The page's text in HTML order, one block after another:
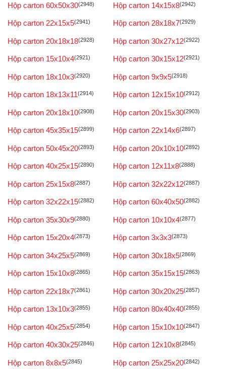
Hộp carton 60x50x30(2948) Hộp carton 14x15x8(2942)
Hộp carton 22x15x5(2941) Hộp carton 28x18x7(2929)
Hộp carton 20x18x18(2928) Hộp carton 30x27x12(2922)
Hộp carton 15x10x4(2921) Hộp carton 30x15x12(2921)
Hộp carton 18x10x3(2920) Hộp carton 9x9x5(2918)
Hộp carton 18x13x11(2914) Hộp carton 12x15x10(2912)
Hộp carton 20x18x10(2908) Hộp carton 20x15x30(2903)
Hộp carton 45x35x15(2899) Hộp carton 22x14x6(2897)
Hộp carton 50x45x20(2893) Hộp carton 20x10x10(2892)
Hộp carton 40x25x15(2890) Hộp carton 12x11x8(2888)
Hộp carton 25x15x8(2887) Hộp carton 32x22x12(2887)
Hộp carton 32x22x15(2882) Hộp carton 60x40x50(2882)
Hộp carton 35x30x9(2880) Hộp carton 10x10x4(2877)
Hộp carton 15x20x4(2873) Hộp carton 3x3x3(2873)
Hộp carton 34x25x5(2869) Hộp carton 30x18x5(2869)
Hộp carton 15x10x8(2865) Hộp carton 35x15x15(2863)
Hộp carton 22x18x7(2861) Hộp carton 30x20x25(2857)
Hộp carton 13x10x3(2855) Hộp carton 80x40x40(2855)
Hộp carton 40x25x5(2854) Hộp carton 15x10x10(2847)
Hộp carton 40x30x25(2846) Hộp carton 12x10x8(2845)
Hộp carton 8x8x5(2845) Hộp carton 25x25x20(2842)